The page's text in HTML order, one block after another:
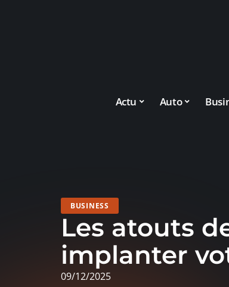
Actu Auto
BUSINESS
Les atouts
implanter
09/12/2025